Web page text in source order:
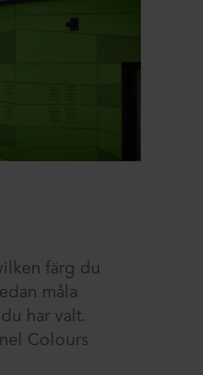
färg du
måla
har valt.
Colours